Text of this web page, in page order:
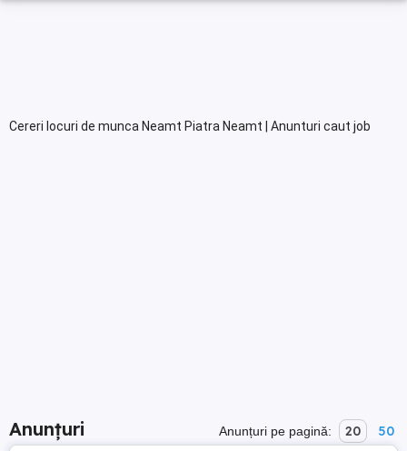
Cereri locuri de munca Neamt Piatra Neamt | Anunturi caut job
Anunțuri Anunțuri pe pagină: 20 50